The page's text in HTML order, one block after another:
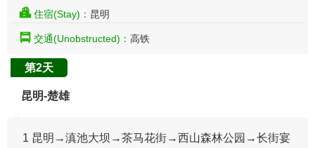
住宿(Stay)： 昆明
交通(Unobstructed)： 高铁
第2天
昆明-楚雄
1 昆明→滇池大坝→茶马花街→西山森林公园→长街宴